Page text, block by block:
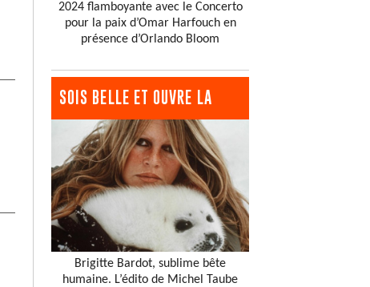
2024 flamboyante avec le Concerto
pour la paix d’Omar Harfouch en
présence d’Orlando Bloom
SOIS BELLE ET OUVRE LA
Brigitte Bardot, sublime bête
humaine. L’édito de Michel Taube